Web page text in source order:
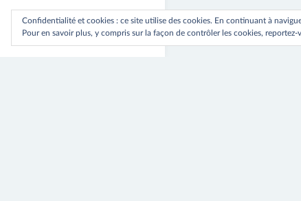
Confidentialité et cookies : ce site utilise des cookies. En continuant à
Pour en savoir plus, y compris sur la façon de contrôler les cookies, reportez-